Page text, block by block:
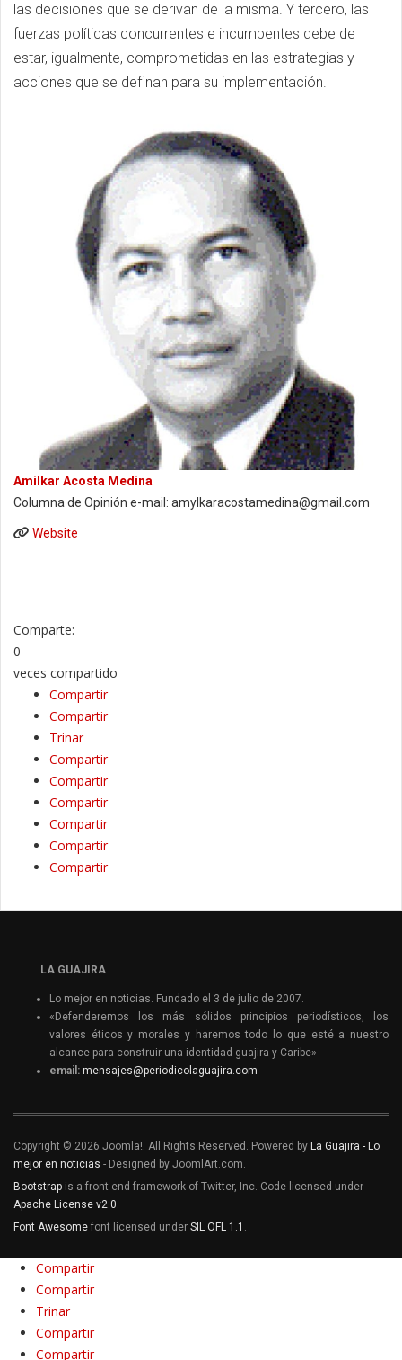
las decisiones que se derivan de la misma. Y tercero, las
fuerzas políticas concurrentes e incumbentes debe de
estar, igualmente, comprometidas en las estrategias y
acciones que se definan para su implementación.
Amilkar Acosta Medina
Columna de Opinión e-mail: amylkaracostamedina@gmail.com
Website
Comparte:
0
veces compartido
Compartir
Compartir
Trinar
Compartir
Compartir
Compartir
Compartir
Compartir
Compartir
LA GUAJIRA
Lo mejor en noticias. Fundado el 3 de julio de 2007.
«Defenderemos los más sólidos principios periodísticos, los
valores éticos y morales y haremos todo lo que esté a nuestro
alcance para construir una identidad guajira y Caribe»
email: mensajes@periodicolaguajira.com
Copyright © 2026 Joomla!. All Rights Reserved. Powered by La Guajira - Lo
mejor en noticias - Designed by JoomlArt.com.
Bootstrap is a front-end framework of Twitter, Inc. Code licensed under
Apache License v2.0.
Font Awesome font licensed under SIL OFL 1.1 .
Compartir
Compartir
Trinar
Compartir
Compartir